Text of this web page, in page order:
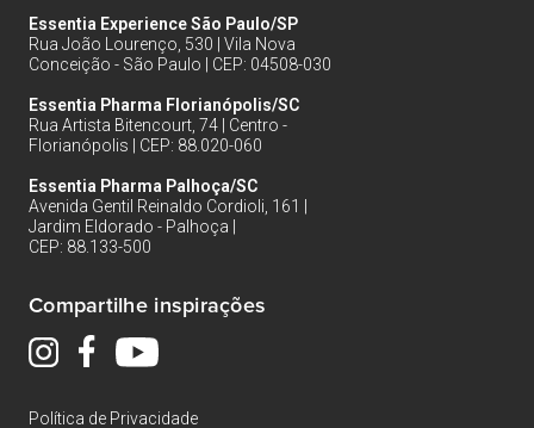
Essentia Experience São Paulo/SP
Rua João Lourenço, 530 | Vila Nova
Conceição - São Paulo | CEP: 04508-030
Essentia Pharma Florianópolis/SC
Rua Artista Bitencourt, 74 | Centro -
Florianópolis | CEP: 88.020-060
Essentia Pharma Palhoça/SC
Avenida Gentil Reinaldo Cordioli, 161 |
Jardim Eldorado - Palhoça |
CEP: 88.133-500
Compartilhe inspirações
Política de Privacidade